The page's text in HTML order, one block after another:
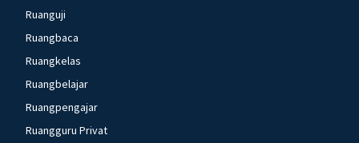
Ruanguji
Ruangbaca
Ruangkelas
Ruangbelajar
Ruangpengajar
Ruangguru Privat